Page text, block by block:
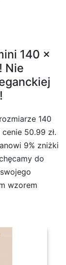
140 x
Nie
140
50.99 zł.
9% zniżki
do
wzorem